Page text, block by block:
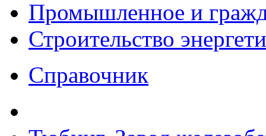
Промышленное и
Строительство
Справочник